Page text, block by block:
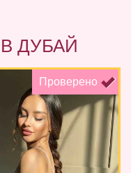
ДУБАЙ
Проверено